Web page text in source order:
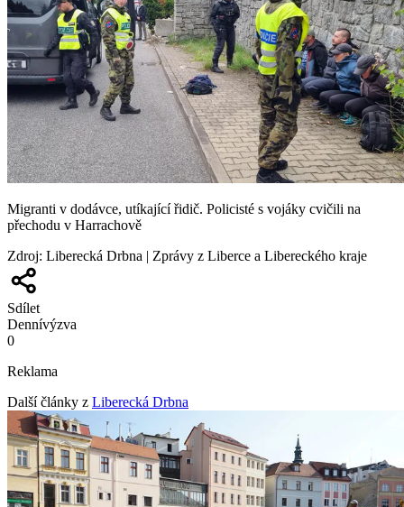
Migranti v dodávce, utíkající řidič. Policisté s vojáky cvičili na
přechodu v Harrachově
Zdroj: Liberecká Drbna | Zprávy z Liberce a Libereckého kraje
Sdílet
Dennívýzva
0
Reklama
Další články z Liberecká Drbna